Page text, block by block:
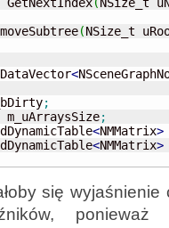
(NSize_t
<
;
m_uArraysSize
;
<NMMatrix>
<NMMatrix>
się